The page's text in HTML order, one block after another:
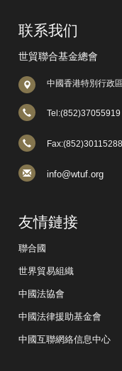
联系我们
世貿聯合基金總會
中國香港特別行政
Tel:(852)37055919
Fax:(852)30115288
info@wtuf.org
友情鏈接
聯合國
世界貿易組織
中國法協會
中國法律援助基金會
中國互聯網絡信息中心